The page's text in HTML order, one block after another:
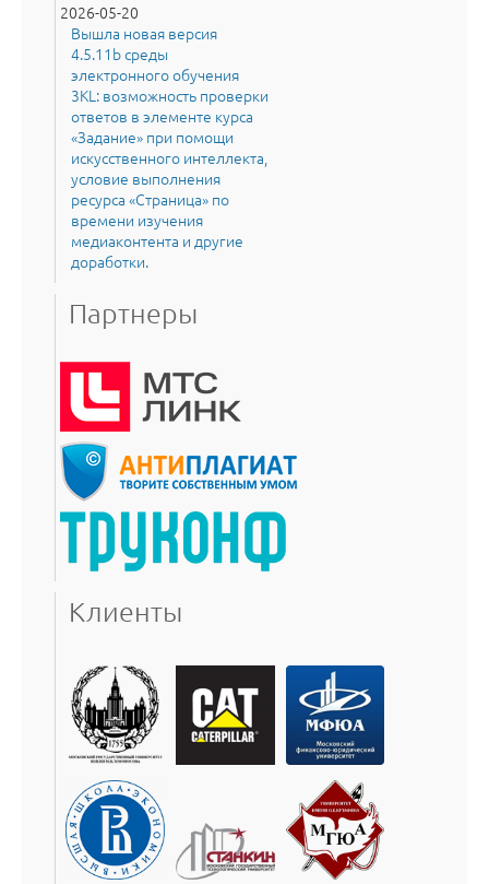
2026-05-20
Вышла новая версия
4.5.11b среды
электронного обучения
3KL: возможность проверки
ответов в элементе курса
«Задание» при помощи
искусственного интеллекта,
условие выполнения
ресурса «Страница» по
времени изучения
медиаконтента и другие
доработки.
Партнеры
Клиенты